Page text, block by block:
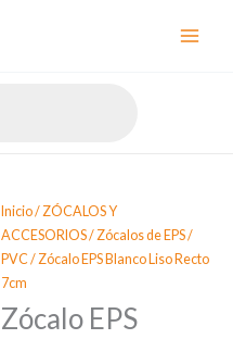
Inicio/ZÓCALOS Y
ACCESORIOS/Zócalos de EPS /
PVC / Zócalo EPS Blanco Liso Recto
7cm
Zócalo EPS